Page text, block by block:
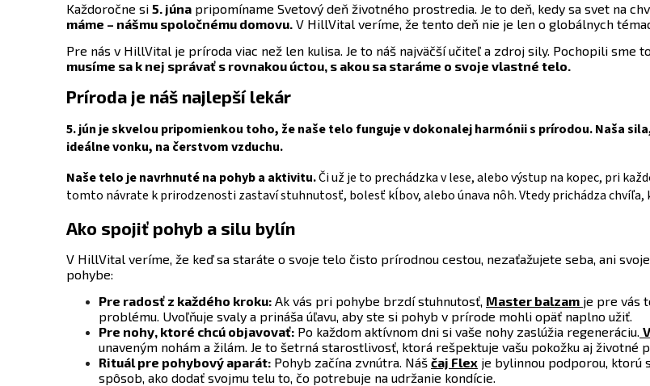
Každoročne si 5. júna pripomíname Svetový deň životného prostredia. Je to deň, kedy sa svet na
máme – nášmu spoločnému domovu. V HillVital veríme, že tento deň nie je len o globálnych
Pre nás v HillVital je príroda viac než len kulisa. Je to náš najväčší učiteľ a zdroj sily. Pochopili sme
musíme sa k nej správať s rovnakou úctou, s akou sa staráme o svoje vlastné telo.
Príroda je náš najlepší lekár
5. jún je skvelou pripomienkou toho, že naše telo funguje v dokonalej harmónii s prírodou. Naša
ideálne vonku, na čerstvom vzduchu.
Naše telo je navrhnuté na pohyb a aktivitu.Či už je to prechádzka v lese, alebo výstup na kopec, pri
tomto návrate k prirodzenosti zastaví stuhnutosť, bolesť kĺbov, alebo únava nôh. Vtedy prichádza chvíľa,
Ako spojiť pohyb a silu bylín
V HillVital veríme, že keď sa staráte o svoje telo čisto prírodnou cestou, nezaťažujete seba, ani
pohybe:
Pre radosť z každého kroku: Ak vás pri pohybe brzdí stuhnutosť, Master balzam je pre vás
problému. Uvoľňuje svaly a prináša úľavu, aby ste si pohyb v prírode mohli opäť naplno užiť.
Pre nohy, ktoré chcú objavovať: Po každom aktívnom dni si vaše nohy zaslúžia regeneráciu.
unaveným nohám a žilám. Je to šetrná starostlivosť, ktorá rešpektuje vašu pokožku aj životné
Rituál pre pohybový aparát: Pohyb začína zvnútra. Náš čaj Flex je bylinnou podporou, ktorú
spôsob, ako dodať svojmu telu to, čo potrebuje na udržanie kondície.